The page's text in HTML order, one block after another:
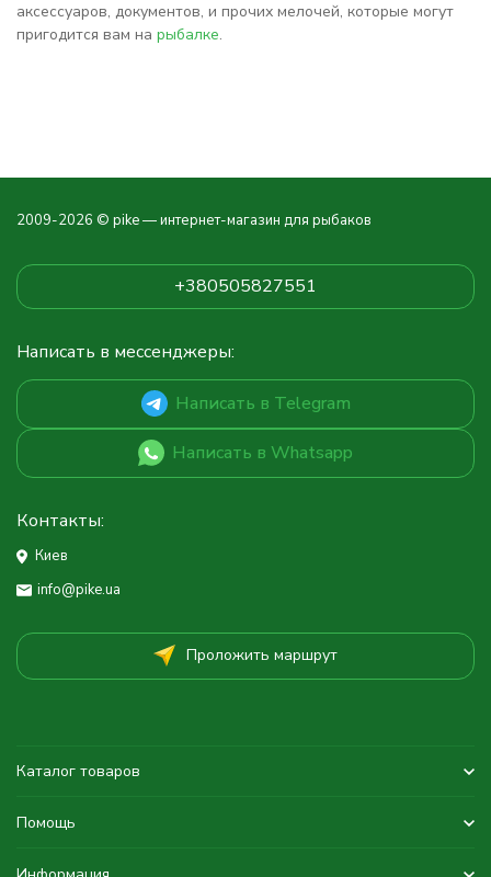
аксессуаров, документов, и прочих мелочей, которые могут
пригодится вам на рыбалке.
2009-2026 © pike — интернет-магазин для рыбаков
+380505827551
Написать в мессенджеры:
Написать в Telegram
Написать в Whatsapp
Контакты:
Киев
info@pike.ua
Проложить маршрут
Каталог товаров
Помощь